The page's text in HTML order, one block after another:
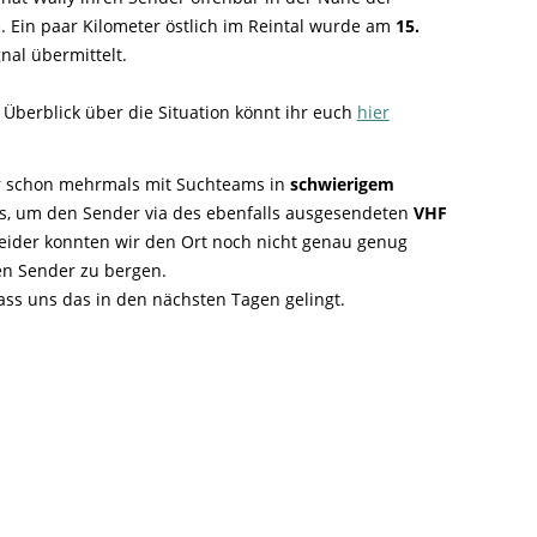
Leuzismus
Kraniche über Bayern
Die häufigsten Wintervögel
Die wichtigsten Zugvögel
Leicht verwechselbar
Blühflächen anlegen
Rechtliches zum naturnahen Garten
Gärtnern ohne Torf
Gartensünden
Feuersalamander - praktische
Schutzmaßnahmen
Richtiges Verhalten bei Bodenbrütern
Mulchen
Fledermaus gefunden
Eichhörnchen gefunden - Erste Hilfe
Umweltstation Wiesmühl mit
Schulgarten-Wettbewerb Bayern
Ein paar Kilometer östlich im Reintal wurde am 15.
übermittelt.
über die Situation könnt ihr euch hier
mehrmals mit Suchteams in schwierigem
um den Sender via des ebenfalls ausgesendeten VHF
konnten wir den Ort noch nicht genau genug
Sender zu bergen.
uns das in den nächsten Tagen gelingt.